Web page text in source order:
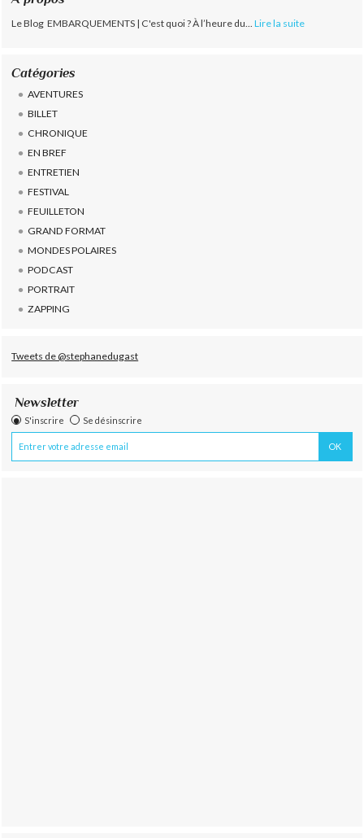
Le Blog EMBARQUEMENTS | C'est quoi ? À l’heure du... Lire la suite
Catégories
AVENTURES
BILLET
CHRONIQUE
EN BREF
ENTRETIEN
FESTIVAL
FEUILLETON
GRAND FORMAT
MONDES POLAIRES
PODCAST
PORTRAIT
ZAPPING
Tweets de @stephanedugast
Newsletter
S'inscrire Se désinscrire